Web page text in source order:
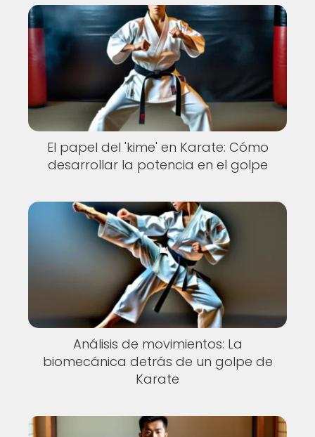
El papel del 'kime' en Karate: Cómo
desarrollar la potencia en el golpe
Análisis de movimientos: La
biomecánica detrás de un golpe de
Karate